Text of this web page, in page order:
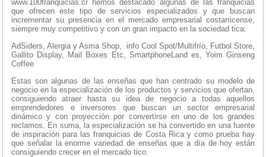
www.100franquicias.cr hemos destacado algunas de las franquicias
que ofrecen este tipo de servicios especializados y que buscan
incrementar su presencia en el mercado empresarial costarricense,
siempre muy competitivo y con un gran impacto en la sociedad tica:
AdSiders, Alergia y Asma Shop, info Cool Spot/Multifrío, Futbol Store,
Gallito Display, Mail Boxes Etc, SmartphoneLand es, Yoim Ginseng
Coffee
Estas son algunas de las enseñas que han centrado su modelo de
negocio en la especialización de los productos y servicios que ofertan,
consiguiendo atraer hasta su idea de negocio a todas aquellos
emprendedores e inversores que buscan un sector empresarial
dinámico y con proyección por convertirse en uno de los grandes
reclamos. En suma, la especialización se ha convertido en una fuente
de inspiración para las franquicias de Costa Rica y como prueba hay
que señalar la enorme variedad de enseñas que a día de hoy están
consiguiendo crecer en el mercado tico.